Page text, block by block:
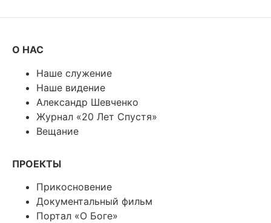
О НАС
Наше служение
Наше видение
Александр Шевченко
Журнал «20 Лет Спустя»
Вещание
ПРОЕКТЫ
Прикосновение
Документальный фильм
Портал «О Боге»